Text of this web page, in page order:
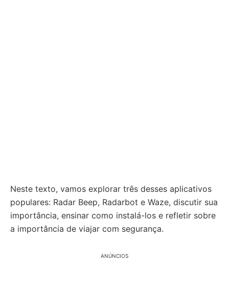
Neste texto, vamos explorar três desses aplicativos
populares: Radar Beep, Radarbot e Waze, discutir sua
importância, ensinar como instalá-los e refletir sobre
a importância de viajar com segurança.
ANÚNCIOS